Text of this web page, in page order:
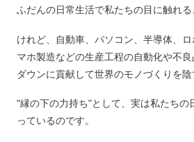
ふだんの日常生活で私たちの目に触れる
けれど、自動車、パソコン、半導体、
マホ製造などの生産工程の自動化や不
ダウンに貢献して世界のモノづくりを陰
"縁の下の力持ち"として、実は私たちの
っているのです。